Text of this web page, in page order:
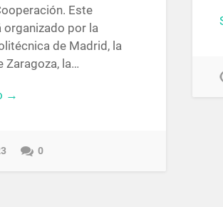
Este
por la
de Madrid, la
Zaragoza, la…
→
0